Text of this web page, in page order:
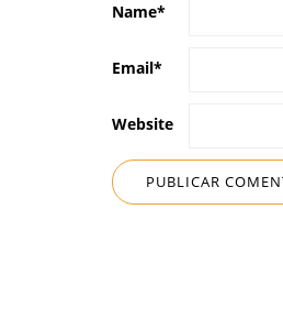
Name*
Email*
Website